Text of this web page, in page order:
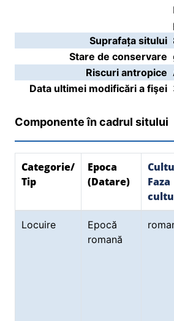
Suprafața sitului
Stare de conservare
Riscuri antropice
Data ultimei modificări a fişei
Componente în cadrul sitului
Categorie/
Tip
Epoca
(Datare)
Faza
Locuire
Epocă
romană